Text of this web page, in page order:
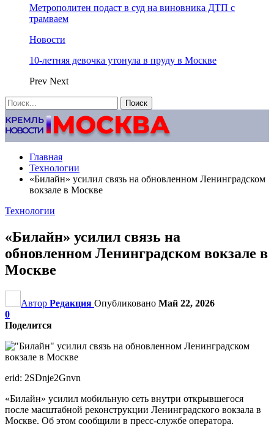
Метрополитен подаст в суд на виновника ДТП с
трамваем
Новости
10-летняя девочка утонула в пруду в Москве
Prev Next
Главная
Технологии
«Билайн» усилил связь на обновленном Ленинградском
вокзале в Москве
Технологии
«Билайн» усилил связь на
обновленном Ленинградском вокзале в
Москве
Автор Редакция Опубликовано Май 22, 2026
0
Поделится
erid: 2SDnje2Gnvn
«Билайн» усилил мобильную сеть внутри открывшегося
после масштабной реконструкции Ленинградского вокзала в
Москве. Об этом сообщили в пресс-службе оператора.